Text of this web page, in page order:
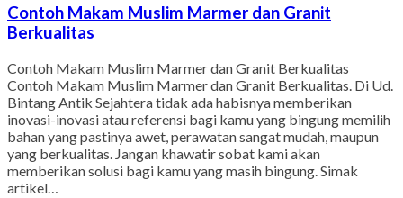
Contoh Makam Muslim Marmer dan Granit
Berkualitas
Contoh Makam Muslim Marmer dan Granit Berkualitas
Contoh Makam Muslim Marmer dan Granit Berkualitas. Di Ud.
Bintang Antik Sejahtera tidak ada habisnya memberikan
inovasi-inovasi atau referensi bagi kamu yang bingung memilih
bahan yang pastinya awet, perawatan sangat mudah, maupun
yang berkualitas. Jangan khawatir sobat kami akan
memberikan solusi bagi kamu yang masih bingung. Simak
artikel…